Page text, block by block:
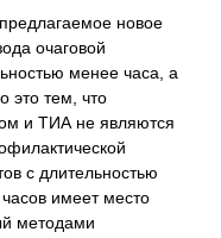
новое
очаговой
менее часа, а
это тем, что
и ТИА не являются
с длительностью
имеет место
методами